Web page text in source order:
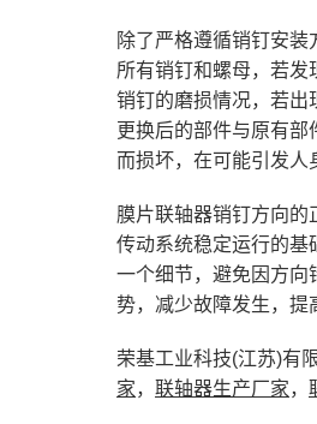
除了严格遵循销钉安
所有销钉和螺母，若
销钉的磨损情况，若出
更换后的部件与原有
而损坏，在可能引发人
膜片联轴器销钉方向
传动系统稳定运行的基
一个细节，避免因方向
势，减少故障发生，提
荣基工业科技(江苏)有
家， 联轴器生产厂家，